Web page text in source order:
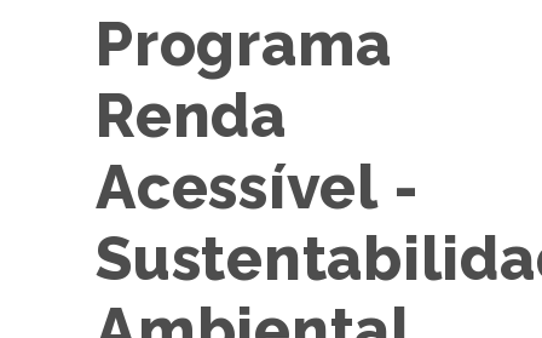
Programa
Renda
Acessível -